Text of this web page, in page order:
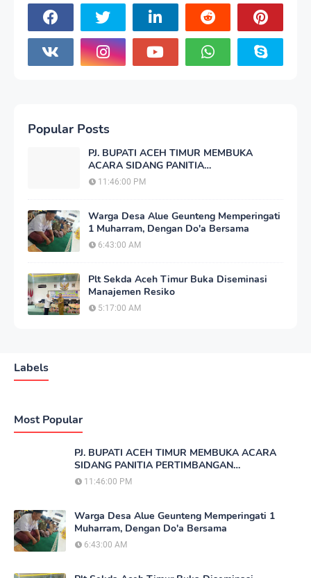
Popular Posts
PJ. BUPATI ACEH TIMUR MEMBUKA
ACARA SIDANG PANITIA
PERTIMBANGAN LANDREFORM (PPL)
11:46:00 PM
Warga Desa Alue Geunteng Memperingati
1 Muharram, Dengan Do'a Bersama
6:43:00 AM
Plt Sekda Aceh Timur Buka Diseminasi
Manajemen Resiko
5:17:00 AM
Labels
Most Popular
PJ. BUPATI ACEH TIMUR MEMBUKA ACARA
SIDANG PANITIA PERTIMBANGAN
LANDREFORM (PPL) REDISTRIBUSI TANAH
11:46:00 PM
Warga Desa Alue Geunteng Memperingati 1
Muharram, Dengan Do'a Bersama
6:43:00 AM